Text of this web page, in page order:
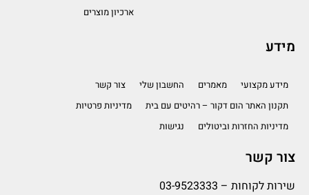
ארכיון מוצרים
מידע
מידע מקצועי מאמרים החשבון שלי
צור קשר
תקנון האתר הום דקור – רהיטים עם בית
מדיניות פרטיות
מדיניות החזרות וביטולים
נגישות
צור קשר
שירות לקוחות – 03-9523333